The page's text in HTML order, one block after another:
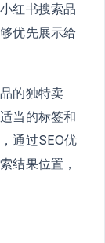
红书搜索品
优先展示给
的独特卖
当的标签和
通过SEO优
结果位置，